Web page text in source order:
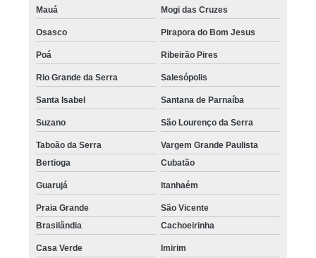
Mauá Mogi das Cruzes
Osasco Pirapora do Bom Jesus
Poá Ribeirão Pires
Rio Grande da Serra Salesópolis
Santa Isabel Santana de Parnaíba
Suzano São Lourenço da Serra
Taboão da Serra
Vargem Grande Paulista
Bertioga
Cubatão
Guarujá Itanhaém
Praia Grande
São Vicente
Brasilândia
Cachoeirinha
Casa Verde Imirim